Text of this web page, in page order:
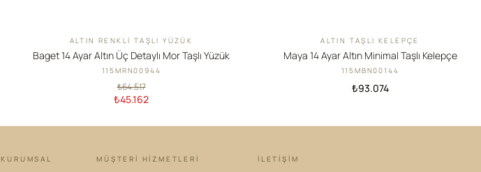
ALTIN RENKLI TAŞLI YÜZÜK
Baget 14 Ayar Altın Üç Detaylı Mor Taşlı Yüzük
115MRN00944
₺64.517
₺45.162
ALTIN TAŞLI KELEPÇE
Maya 14 Ayar Altın Minimal Taşlı Kelepçe
115MBN00144
₺93.074
KURUMSAL MÜŞTERİ HİZMETLERİ İLETIŞIM